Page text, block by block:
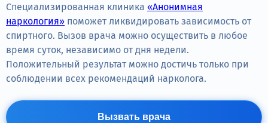
Нарколог
Стационар
Психиатрия
Специализированная клиника «Анонимная
наркология» поможет ликвидировать зависимость от
спиртного. Вызов врача можно осуществить в любое
время суток, независимо от дня недели.
Положительный результат можно достичь только при
соблюдении всех рекомендаций нарколога.
Вызвать врача